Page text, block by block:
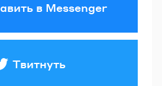
в Messenger
Твитнуть